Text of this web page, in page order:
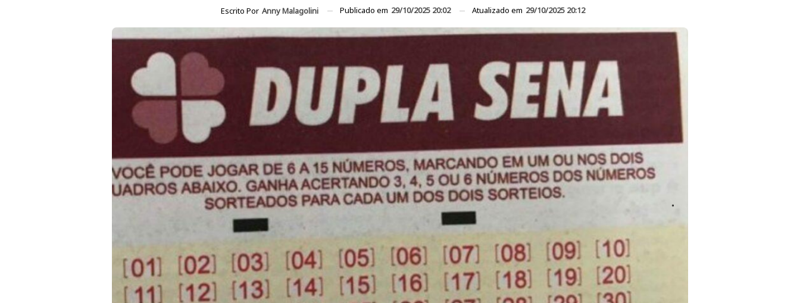
Escrito Por Anny Malagolini Publicado em 29/10/2025 20:02 Atualizado em 29/10/2025 20:12